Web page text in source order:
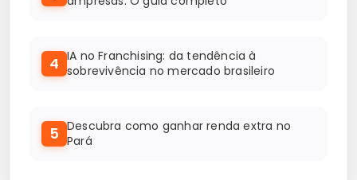
4 IA no Franchising: da tendência à
sobrevivência no mercado brasileiro
5 Descubra como ganhar renda extra no
Pará